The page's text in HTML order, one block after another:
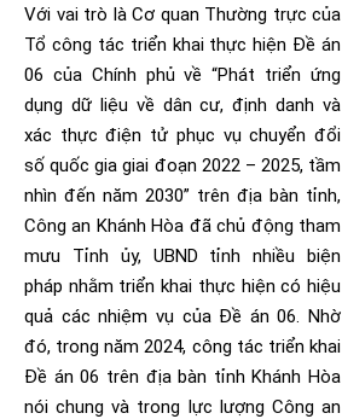
Với vai trò là Cơ quan Thường trực của
Tổ công tác triển khai thực hiện Đề án
06 của Chính phủ về “Phát triển ứng
dụng dữ liệu về dân cư, định danh và
xác thực điện tử phục vụ chuyển đổi
số quốc gia giai đoạn 2022 – 2025, tầm
nhìn đến năm 2030” trên địa bàn tỉnh,
Công an Khánh Hòa đã chủ động tham
mưu Tỉnh ủy, UBND tỉnh nhiều biện
pháp nhằm triển khai thực hiện có hiệu
quả các nhiệm vụ của Đề án 06. Nhờ
đó, trong năm 2024, công tác triển khai
Đề án 06 trên địa bàn tỉnh Khánh Hòa
nói chung và trong lực lượng Công an